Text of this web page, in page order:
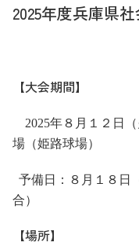
2025年度兵庫県
【大会期間】
2025年８月１２日
場（姫路球場）
予備日：８月１８日
合）
【場所】